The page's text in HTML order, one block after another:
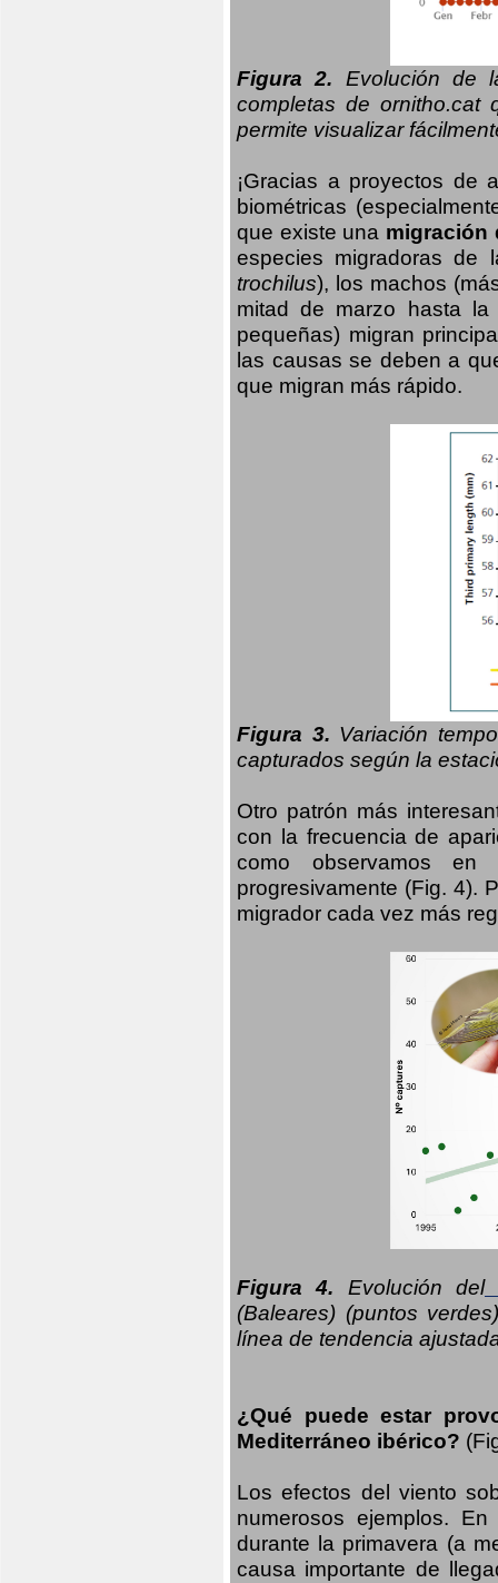
Figura 2. Evolución de
completas de
permite visualizar
¡Gracias a proyectos de
biométricas
que existe una migración
especies migradoras de
trochilus), los machos
mitad de marzo hasta
pequeñas) migran
las causas se deben a
que migran más rápido.
Figura 3. Variación
capturados según la
Otro patrón más
con la frecuencia de
como observamos en
progresivamente (Fig. 4).
migrador cada vez más
Figura 4. Evolución del
(Baleares) (puntos
línea de tendencia
¿Qué puede estar
Mediterráneo ibérico?
Los efectos del viento
numerosos ejemplos.
durante la primavera (a
causa importante de